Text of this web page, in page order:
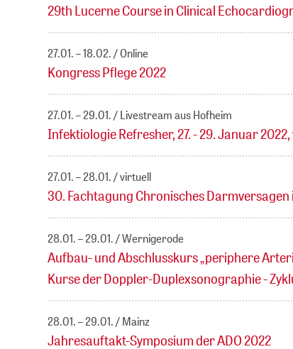
29th Lucerne Course in Clinical
27.01. – 18.02. Online
Kongress Pflege 2022
27.01. – 29.01. Livestream aus Hofheim
Infektiologie Refresher, 27. - 29. Januar
27.01. – 28.01. virtuell
30. Fachtagung Chronisches
28.01. – 29.01. Wernigerode
Aufbau- und Abschlusskurs „periphere
Kurse der Doppler-Duplexsonographie -
28.01. – 29.01. Mainz
Jahresauftakt-Symposium der ADO 2022